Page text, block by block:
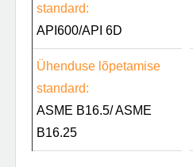
standard:
API600/API 6D
Ühenduse lõpetamise
standard:
ASME B16.5/ ASME
B16.25